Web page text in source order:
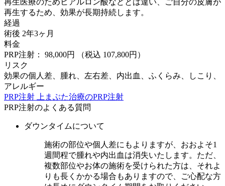
再生医療のためヒアルロン酸などとは違い、ご自分の皮膚が
再生するため、効果が長期持続します。
経過
術後 2年3ヶ月
料金
PRP注射： 98,000円
（税込 107,800円）
リスク
効果の個人差、腫れ、左右差、内出血、ふくらみ、しこり、
アレルギー
PRP注射 上まぶた治療のPRP注射
PRP注射のよくある質問
ダウンタイムについて
施術の部位や個人差にもよりますが、おおよそ1
週間程で腫れや内出血は消失いたします。ただ、
複数部位やお体の施術を受けられた方は、それよ
りも長くかかる場合もありますので、ご心配な方